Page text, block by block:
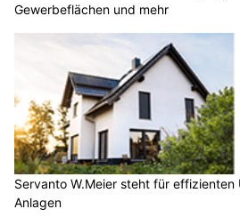
Gewerbeflächen und mehr
Servanto W.Meier steht für
Anlagen